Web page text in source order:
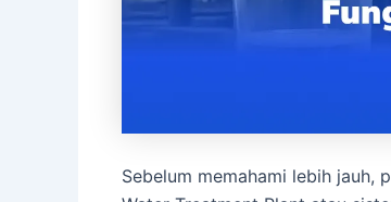
Sebelum memahami lebih jauh,